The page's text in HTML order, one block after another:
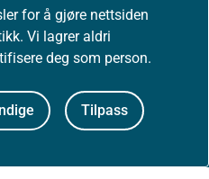
for å gjøre nettsiden
Vi lagrer aldri
deg som person.
Tilpass